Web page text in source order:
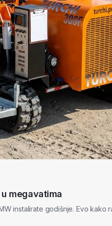
megavatima
instalirate godišnje. Evo